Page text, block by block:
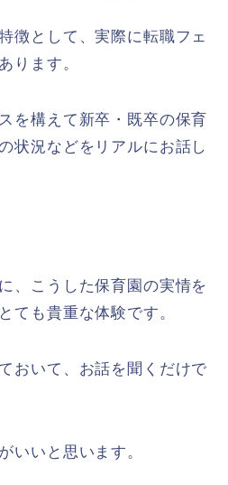
徴として、実際に転職フェ
ります。
を構えて新卒・既卒の保育
状況などをリアルにお話し
、こうした保育園の実情を
ても貴重な体験です。
おいて、お話を聞くだけで
いいと思います。